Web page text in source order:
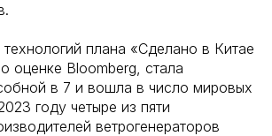
плана «Сделано в Китае
оценке Bloomberg, стала
в 7 и вошла в число мировых
году четыре из пяти
ветрогенераторов